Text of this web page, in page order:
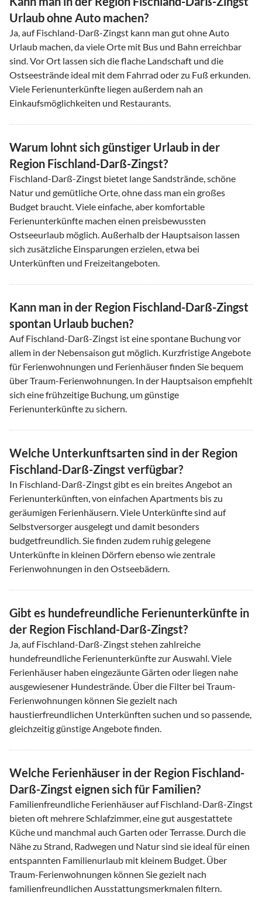
Urlaub ohne Auto machen?
Ja, auf Fischland-Darß-Zingst kann man gut ohne Auto
Urlaub machen, da viele Orte mit Bus und Bahn erreichbar
sind. Vor Ort lassen sich die flache Landschaft und die
Ostseestrände ideal mit dem Fahrrad oder zu Fuß erkunden.
Viele Ferienunterkünfte liegen außerdem nah an
Einkaufsmöglichkeiten und Restaurants.
Warum lohnt sich günstiger Urlaub in der
Region Fischland-Darß-Zingst?
Fischland-Darß-Zingst bietet lange Sandstrände, schöne
Natur und gemütliche Orte, ohne dass man ein großes
Budget braucht. Viele einfache, aber komfortable
Ferienunterkünfte machen einen preisbewussten
Ostseeurlaub möglich. Außerhalb der Hauptsaison lassen
sich zusätzliche Einsparungen erzielen, etwa bei
Unterkünften und Freizeitangeboten.
Kann man in der Region Fischland-Darß-Zingst
spontan Urlaub buchen?
Auf Fischland-Darß-Zingst ist eine spontane Buchung vor
allem in der Nebensaison gut möglich. Kurzfristige Angebote
für Ferienwohnungen und Ferienhäuser finden Sie bequem
über Traum-Ferienwohnungen. In der Hauptsaison empfiehlt
sich eine frühzeitige Buchung, um günstige
Ferienunterkünfte zu sichern.
Welche Unterkunftsarten sind in der Region
Fischland-Darß-Zingst verfügbar?
In Fischland-Darß-Zingst gibt es ein breites Angebot an
Ferienunterkünften, von einfachen Apartments bis zu
geräumigen Ferienhäusern. Viele Unterkünfte sind auf
Selbstversorger ausgelegt und damit besonders
budgetfreundlich. Sie finden zudem ruhig gelegene
Unterkünfte in kleinen Dörfern ebenso wie zentrale
Ferienwohnungen in den Ostseebädern.
Gibt es hundefreundliche Ferienunterkünfte in
der Region Fischland-Darß-Zingst?
Ja, auf Fischland-Darß-Zingst stehen zahlreiche
hundefreundliche Ferienunterkünfte zur Auswahl. Viele
Ferienhäuser haben eingezäunte Gärten oder liegen nahe
ausgewiesener Hundestrände. Über die Filter bei Traum-
Ferienwohnungen können Sie gezielt nach
haustierfreundlichen Unterkünften suchen und so passende,
gleichzeitig günstige Angebote finden.
Welche Ferienhäuser in der Region Fischland-
Darß-Zingst eignen sich für Familien?
Familienfreundliche Ferienhäuser auf Fischland-Darß-Zingst
bieten oft mehrere Schlafzimmer, eine gut ausgestattete
Küche und manchmal auch Garten oder Terrasse. Durch die
Nähe zu Strand, Radwegen und Natur sind sie ideal für einen
entspannten Familienurlaub mit kleinem Budget. Über
Traum-Ferienwohnungen können Sie gezielt nach
familienfreundlichen Ausstattungsmerkmalen filtern.